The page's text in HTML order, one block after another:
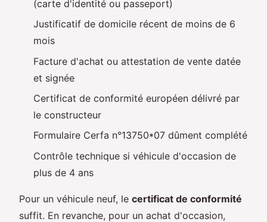
(carte d'identité ou passeport)
Justificatif de domicile récent de moins de 6
mois
Facture d'achat ou attestation de vente datée
et signée
Certificat de conformité européen délivré par
le constructeur
Formulaire Cerfa n°13750*07 dûment complété
Contrôle technique si véhicule d'occasion de
plus de 4 ans
Pour un véhicule neuf, le certificat de conformité
suffit. En revanche, pour un achat d'occasion,